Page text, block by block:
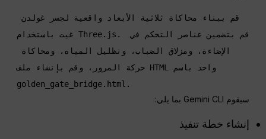
قم ببناء محاكاة ثلاثية الأبعاد واقعية لجسر غولدن
غيت باستخدام Three.js. قم بتضمين عناصر التحكم في
حركة المرور، وقم بإنشاء ملف HTML واحد باسم
سيقوم Gemini CLI بما يلي:
إنشاء خطة تنفيذ